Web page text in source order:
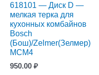
618101 — Диск D —
мелкая терка для
кухонных комбайнов
Bosch
(Бош)/Zelmer(Зелмер)
MCM4
950.00 ₽